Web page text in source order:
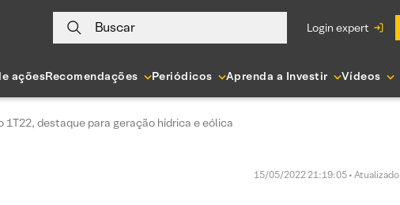
Buscar login expert
açõesRecomendações Periódicos Aprenda a Investir Vídeos
1T22, destaque para geração hídrica e eólica
15/05/2022 21:19:05 •